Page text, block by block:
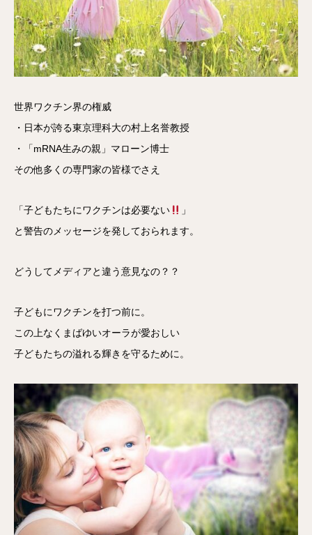
世界ワクチン界の権威
・日本が誇る東京理科大の村上名誉教授
・「mRNA生みの親」マローン博士
その他多くの専門家の皆様でさえ
「子どもたちにワクチンは必要ない
」
と警告のメッセージを発しておられます。
どうしてメディアと違う意見なの？？
子どもにワクチンを打つ前に。
この上なくまばゆいオーラが愛おしい
子どもたちの溢れる輝きを守るために。